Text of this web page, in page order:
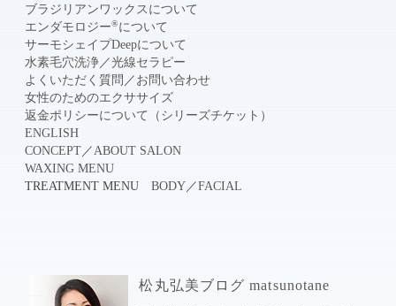
ブラジリアンワックスについて
エンダモロジー®について
サーモシェイプDeepについて
水素毛穴洗浄／光線セラピー
よくいただく質問 ／ お問い合わせ
女性のためのエクササイズ
返金ポリシーについて（シリーズチケット）
ENGLISH
CONCEPT／ABOUT SALON
WAXING MENU
TREATMENT MENUBODY／FACIAL
松丸弘美ブログ matsunotane